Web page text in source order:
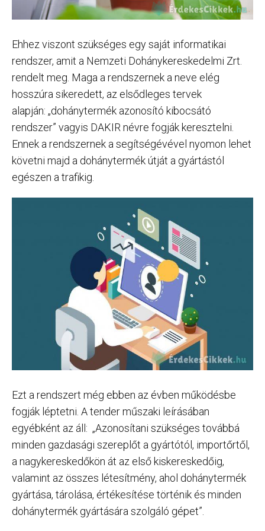
Ehhez viszont szükséges egy saját informatikai
rendszer, amit a Nemzeti Dohánykereskedelmi Zrt.
rendelt meg. Maga a rendszernek a neve elég
hosszúra sikeredett, az elsődleges tervek
alapján: „dohánytermék azonosító kibocsátó
rendszer” vagyis DAKIR névre fogják keresztelni.
Ennek a rendszernek a segítségévével nyomon lehet
követni majd a dohánytermék útját a gyártástól
egészen a trafikig.
Ezt a rendszert még ebben az évben működésbe
fogják léptetni. A tender műszaki leírásában
egyébként az áll: „Azonosítani szükséges továbbá
minden gazdasági szereplőt a gyártótól, importőrtől,
a nagykereskedőkön át az első kiskereskedőig,
valamint az összes létesítmény, ahol dohánytermék
gyártása, tárolása, értékesítése történik és minden
dohánytermék gyártására szolgáló gépet”.